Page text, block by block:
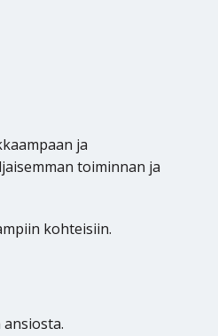
ja
toiminnan ja
kohteisiin.